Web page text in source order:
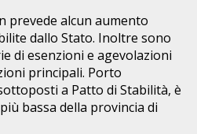
prevede alcun aumento
dallo Stato. Inoltre sono
di esenzioni e agevolazioni
principali. Porto
a Patto di Stabilità, è
bassa della provincia di